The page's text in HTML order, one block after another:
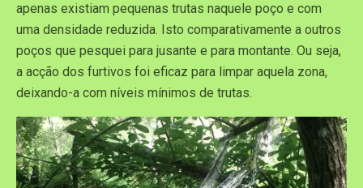
apenas existiam pequenas trutas naquele poço e com
uma densidade reduzida. Isto comparativamente a outros
poços que pesquei para jusante e para montante. Ou seja,
a acção dos furtivos foi eficaz para limpar aquela zona,
deixando-a com níveis mínimos de trutas.